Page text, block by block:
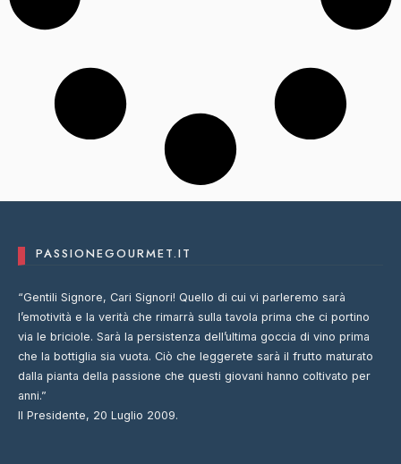
PASSIONEGOURMET.IT
“Gentili Signore, Cari Signori! Quello di cui vi parleremo sarà
l’emotività e la verità che rimarrà sulla tavola prima che ci portino
via le briciole. Sarà la persistenza dell’ultima goccia di vino prima
che la bottiglia sia vuota. Ciò che leggerete sarà il frutto maturato
dalla pianta della passione che questi giovani hanno coltivato per
anni.”
Il Presidente, 20 Luglio 2009.